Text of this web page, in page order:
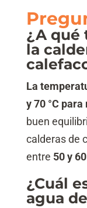
¿A qué
la
La
y 70 °C
buen
calderas de
entre 50 y 60
¿Cuál
agua